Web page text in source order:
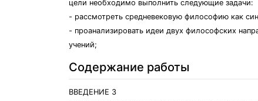
цели необходимо выполнить следующие задачи:
- рассмотреть средневековую философию как
- проанализировать идеи двух философских
учений;
Содержание работы
ВВЕДЕНИЕ 3